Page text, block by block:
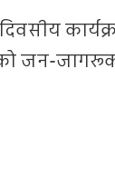
को जन-